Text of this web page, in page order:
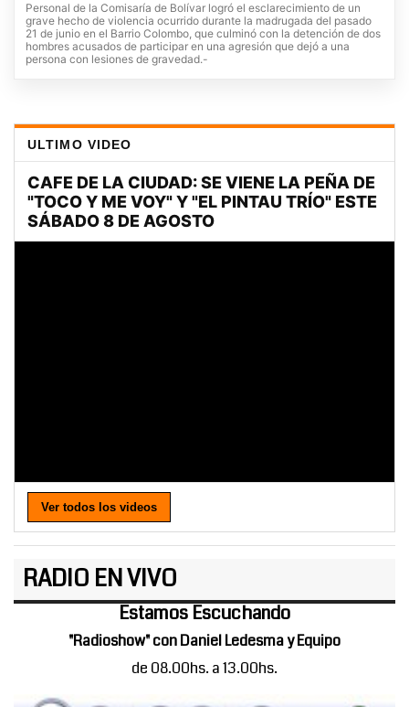
Personal de la Comisaría de Bolívar logró el esclarecimiento de un
grave hecho de violencia ocurrido durante la madrugada del pasado
21 de junio en el Barrio Colombo, que culminó con la detención de dos
hombres acusados de participar en una agresión que dejó a una
persona con lesiones de gravedad.-
ULTIMO VIDEO
Ver todos los videos
RADIO EN VIVO
Estamos Escuchando
"Radioshow" con Daniel Ledesma y Equipo
de 08.00hs. a 13.00hs.